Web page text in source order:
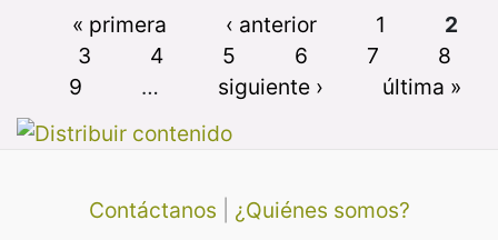
« primera ‹ anterior 1
2
3
4 5 6 7
8
9
… siguiente › última »
Contáctanos ¿Quiénes somos?